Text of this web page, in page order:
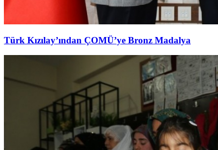
Türk Kızılay’ından ÇOMÜ’ye Bronz Madalya